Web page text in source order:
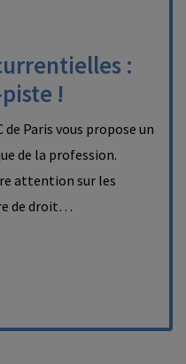
:
!
de Paris vous propose un
de la profession.
attention sur les
de droit…